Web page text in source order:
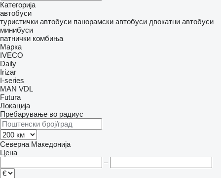
Категорија
автобуси
туристички автобуси панорамски автобуси двокатни автобуси
минибуси
патнички комбиња
Марка
IVECO
Daily
Irizar
I-series
MAN VDL
Futura
Локација
Пребарување во радиус
Северна Македонија
Цена
–